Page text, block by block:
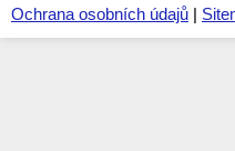
Ochrana osobních údajů |